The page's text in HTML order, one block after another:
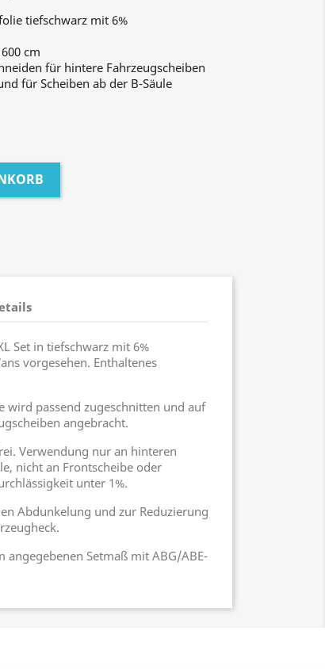
tiefschwarz mit 6%
cm
für hintere Fahrzeugscheiben
für Scheiben ab der B-Säule
Set in tiefschwarz mit 6%
vorgesehen. Enthaltenes
wird passend zugeschnitten und auf
angebracht.
Verwendung nur an hinteren
nicht an Frontscheibe oder
unter 1%.
Abdunkelung und zur Reduzierung
angegebenen Setmaß mit ABG/ABE-